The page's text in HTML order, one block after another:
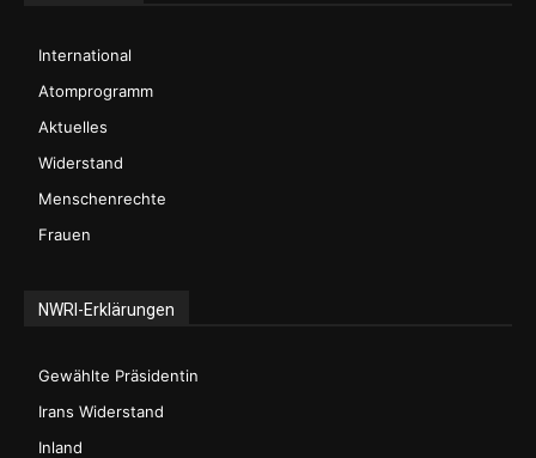
International
Atomprogramm
Aktuelles
Widerstand
Menschenrechte
Frauen
NWRI-Erklärungen
Gewählte Präsidentin
Irans Widerstand
Inland